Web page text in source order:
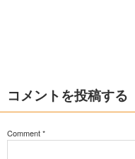
コメントを投稿する
Comment*